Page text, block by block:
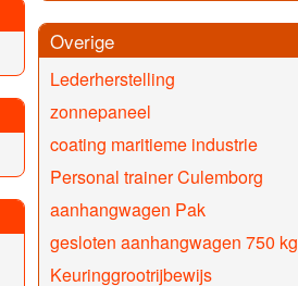
Overige
Lederherstelling
zonnepaneel
coating maritieme industrie
Personal trainer Culemborg
aanhangwagen Pak
gesloten aanhangwagen 750 kg
Keuringgrootrijbewijs